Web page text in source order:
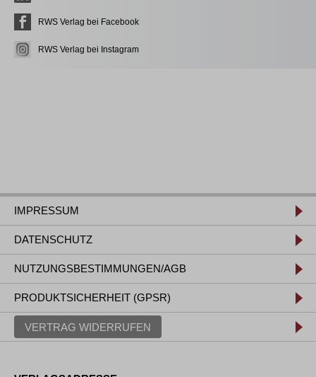
RWS Verlag bei Facebook
RWS Verlag bei Instagram
IMPRESSUM
DATENSCHUTZ
NUTZUNGSBESTIMMUNGEN/AGB
PRODUKTSICHERHEIT (GPSR)
VERTRAG WIDERRUFEN